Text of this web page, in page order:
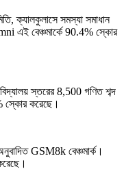
ক্যালকুলাসে সমস্যা সমাধান
এই বেঞ্চমার্কে 90.4% স্কোর
স্তরের 8,500 গণিত শব্দ
স্কোর করেছে।
GSM8k বেঞ্চমার্ক।